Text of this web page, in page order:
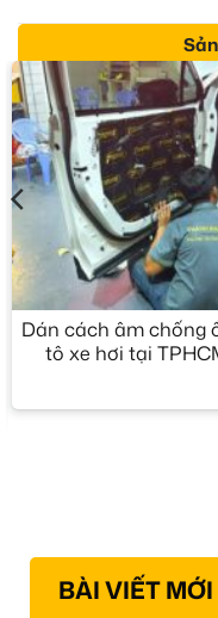
Dán cách âm chống
tô xe hơi tại
BÀI VIẾT MỚI